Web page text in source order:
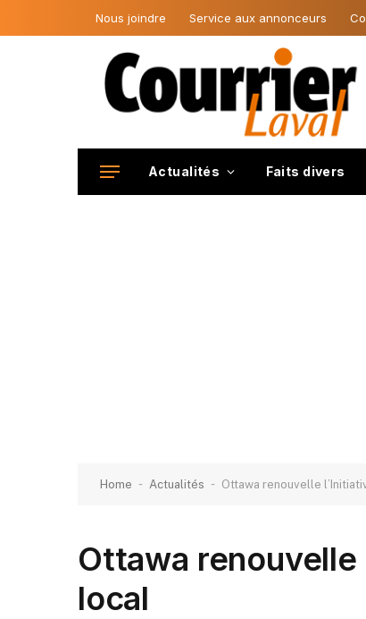
Nous joindre Service aux annonceurs
Actualités Faits divers
Home - Actualités - Ottawa renouvelle
Ottawa
local